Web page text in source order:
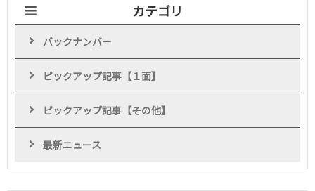
カテゴリ
バックナンバー
ピックアップ記事【１面】
ピックアップ記事【その他】
最新ニュース